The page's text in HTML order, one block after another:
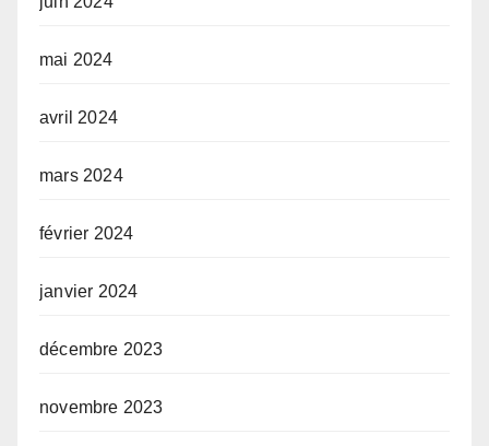
mai 2024
avril 2024
mars 2024
février 2024
janvier 2024
décembre 2023
novembre 2023